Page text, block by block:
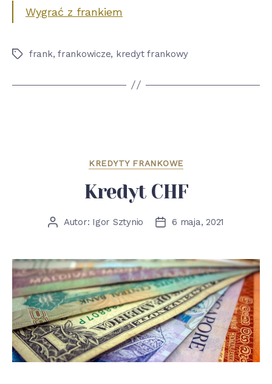
Wygrać z frankiem
Tagi frank,frankowicze, kredyt frankowy
Kategorie
KREDYTY FRANKOWE
Kredyt CHF
AutorAutor: Igor Sztynio
Data6 maja, 2021